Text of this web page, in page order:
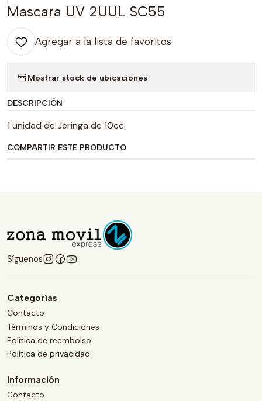
Mascara UV 2UUL SC55
Agregar a la lista de favoritos
Mostrar stock de ubicaciones
DESCRIPCIÓN
1 unidad de Jeringa de 10cc.
COMPARTIR ESTE PRODUCTO
Síguenos
Categorías
Contacto
Términos y Condiciones
Politica de reembolso
Política de privacidad
Información
Contacto